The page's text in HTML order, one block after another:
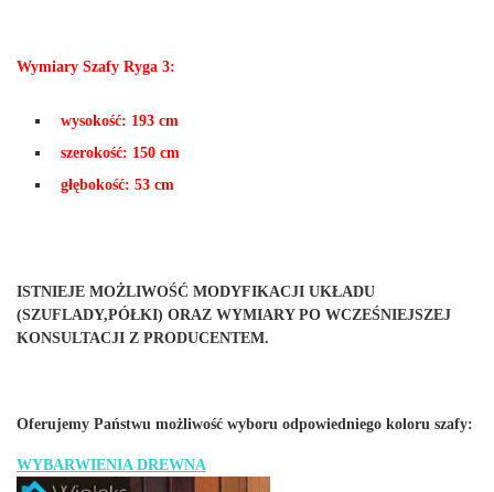
Wymiary Szafy Ryga 3:
wysokość: 193 cm
szerokość: 150 cm
głębokość: 53 cm
ISTNIEJE MOŻLIWOŚĆ MODYFIKACJI UKŁADU
(SZUFLADY,PÓŁKI) ORAZ WYMIARY PO WCZEŚNIEJSZEJ
KONSULTACJI Z PRODUCENTEM.
Oferujemy Państwu możliwość wyboru odpowiedniego koloru szafy:
WYBARWIENIA DREWNA